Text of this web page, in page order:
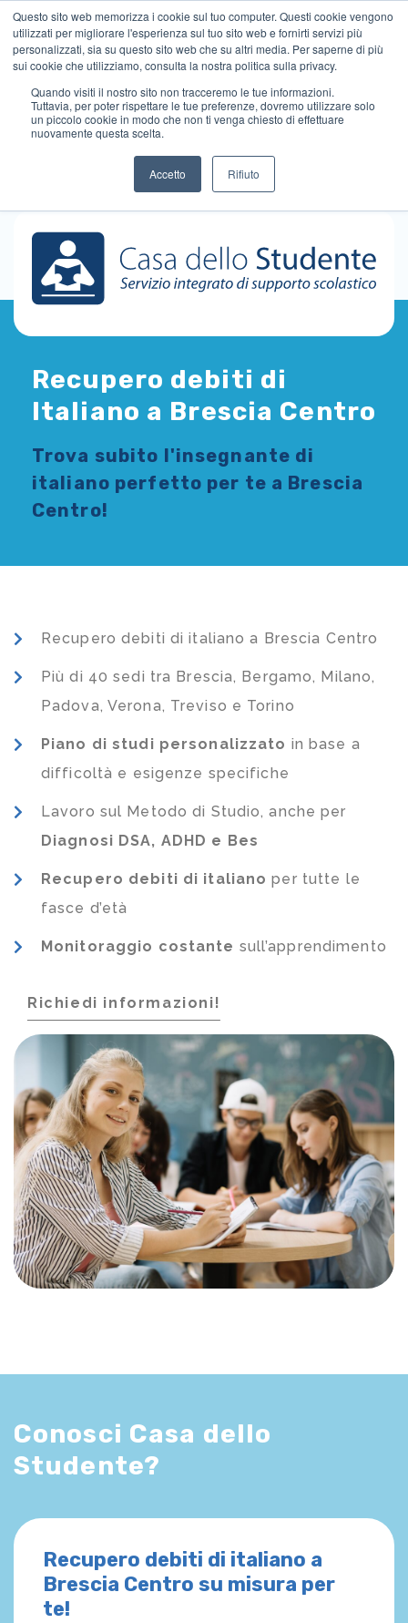
Questo sito web memorizza i cookie sul tuo computer. Questi cookie vengono
utilizzati per migliorare l'esperienza sul tuo sito web e fornirti servizi più
personalizzati, sia su questo sito web che su altri media. Per saperne di più
sui cookie che utilizziamo, consulta la nostra politica sulla privacy.
Quando visiti il ​​nostro sito non tracceremo le tue informazioni.
Tuttavia, per poter rispettare le tue preferenze, dovremo utilizzare solo
un piccolo cookie in modo che non ti venga chiesto di effettuare
nuovamente questa scelta.
Accetto Rifiuto
Recupero debiti di
Italiano a Brescia Centro
Trova subito l'insegnante di
italiano perfetto per te a Brescia
Centro!
Recupero debiti di italiano a Brescia Centro
Più di 40 sedi tra Brescia, Bergamo, Milano,
Padova, Verona, Treviso e Torino
Piano di studi personalizzato in base a
difficoltà e esigenze specifiche
Lavoro sul Metodo di Studio, anche per
Diagnosi DSA, ADHD e Bes
Recupero debiti di italiano per tutte le
fasce d’età
Monitoraggio costante sull’apprendimento
Richiedi informazioni!
Conosci Casa dello
Studente?
Recupero debiti di italiano a
Brescia Centro su misura per
te!